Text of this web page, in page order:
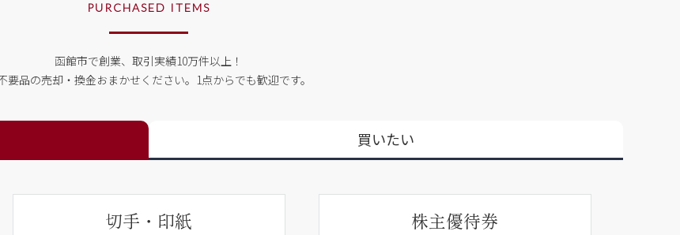
PURCHASED ITEMS
函館市で創業、取引実績10万件以上！
要品の売却・換金おまかせください。 1点からでも歓迎です。
買いたい
切手・印紙 株主優待券